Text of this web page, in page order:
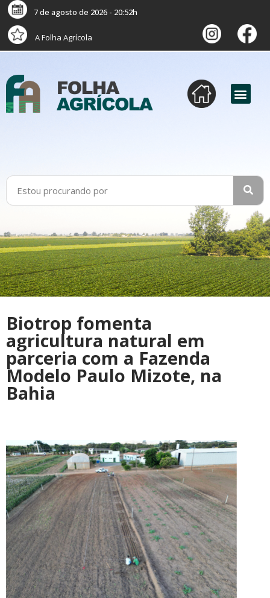
7 de agosto de 2026 - 20:52h
A Folha Agrícola
Biotrop fomenta
agricultura natural em
parceria com a Fazenda
Modelo Paulo Mizote, na
Bahia